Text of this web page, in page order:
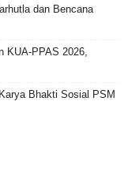
dan Bencana
KUA-PPAS 2026,
Bhakti Sosial PSM